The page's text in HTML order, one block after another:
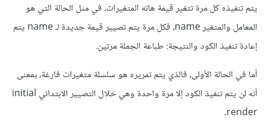
يتم تنفيذه كل مرة تتغير قيمة هاته المتغيرات، في مثل الحالة التي هو
المعامل والمتغير name، فكل مرة يتم تصيير قيمة جديدة لـ name يتم
إعادة تنفيذ الكود والنتيجة: طباعة الجملة مرتين.
أما في الحالة الأولى، فالذي يتم تمريره هو سلسلة متغيرات فارغة، بمعنى
أنه لن يتم تنفيذ الكود إلا مرة واحدة وهي خلال التصيير الابتدائي initial
render.